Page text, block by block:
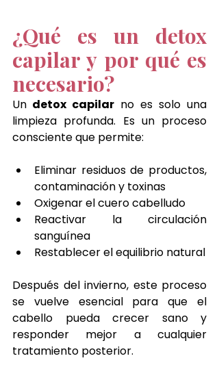
¿Qué es un detox
capilar y por qué es
necesario?
Un detox capilar no es solo una
limpieza profunda. Es un proceso
consciente que permite:
Eliminar residuos de productos,
contaminación y toxinas
Oxigenar el cuero cabelludo
Reactivar la circulación
sanguínea
Restablecer el equilibrio natural
Después del invierno, este proceso
se vuelve esencial para que el
cabello pueda crecer sano y
responder mejor a cualquier
tratamiento posterior.